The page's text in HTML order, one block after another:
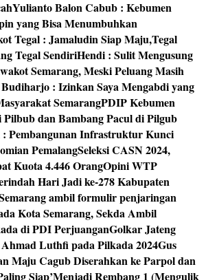
Yulianto Balon Cabub : Kebumen
yang Bisa Menumbuhkan
Tegal : Jamaludin Siap Maju,Tegal
Tegal SendiriHendi : Sulit Mengusung
Semarang, Meski Peluang Masih
: Izinkan Saya Mengabdi yang
SemarangPDIP Kebumen
dan Bambang Pacul di Pilgub
: Pembangunan Infrastruktur Kunci
PemalangSeleksi CASN 2024,
Kuota 4.446 OrangOpini WTP
Hari Jadi ke-278 Kabupaten
ambil formulir penjaringan
Kota Semarang, Sekda Ambil
di PDI PerjuanganGolkar Jateng
Luthfi pada Pilkada 2024Gus
Maju Cagub Diserahkan ke Parpol dan
Siap’Menjadi Rembang 1 (Mengulik